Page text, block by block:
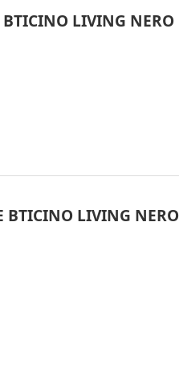
LIVING NERO
BTICINO LIVING NERO